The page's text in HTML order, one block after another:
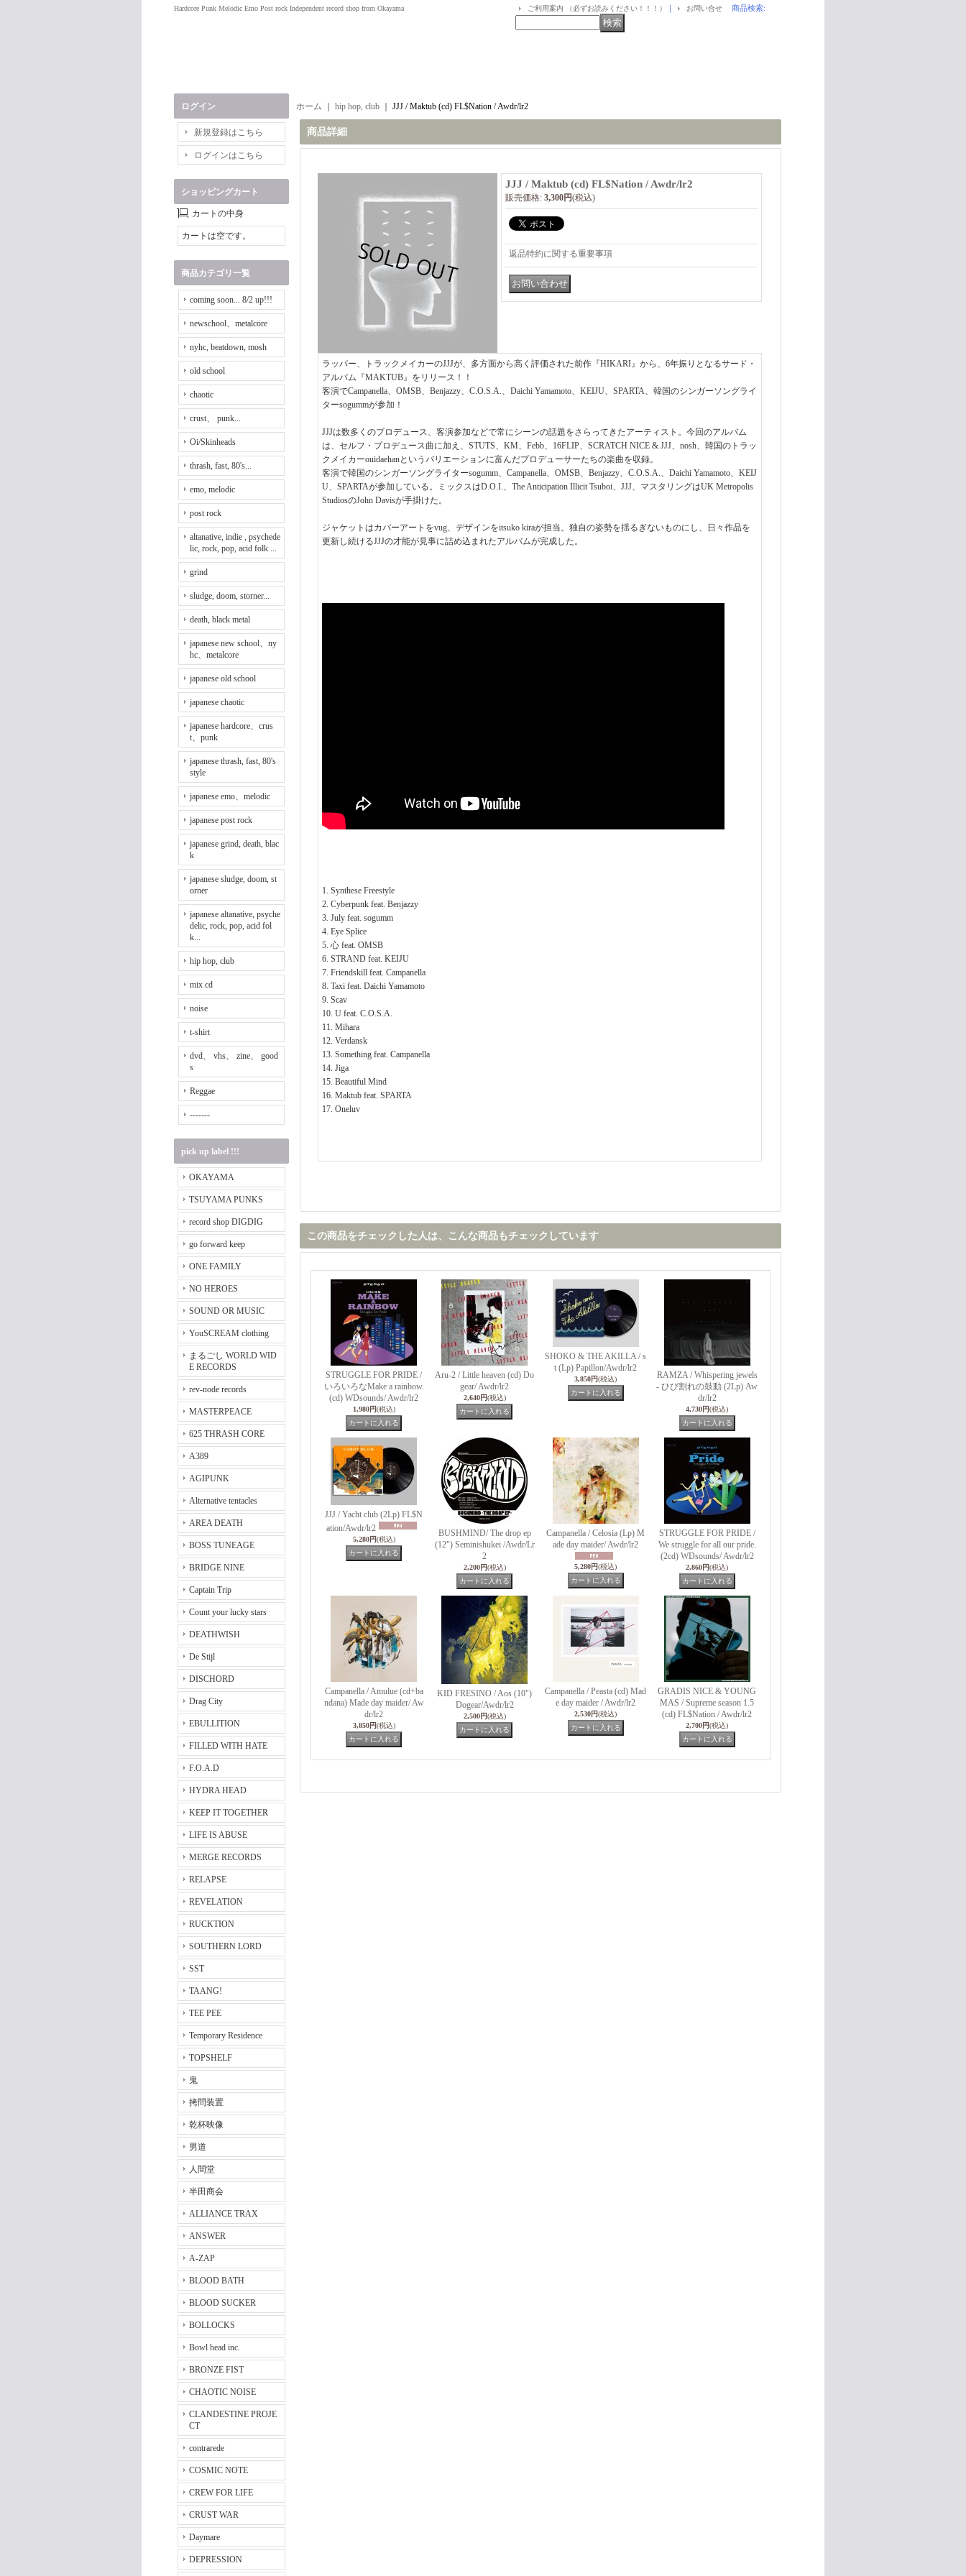
Hardcore Punk Melodic Emo Post rock Independent record shop from Okayama ご利用案内 （必ずお読みください！！！） ｜ お問い合せ 商品検索:
ログイン
新規登録はこちら
ログインはこちら
ショッピングカート
カートの中身
カートは空です。
商品カテゴリ一覧
coming soon... 8/2 up!!!
newschool、metalcore
nyhc, beatdown, mosh
old school
chaotic
crust、 punk...
Oi/Skinheads
thrash, fast, 80's...
emo, melodic
post rock
altanative, indie , psychede
lic, rock, pop, acid folk ...
grind
sludge, doom, storner...
death, black metal
japanese new school、ny
hc、metalcore
japanese old school
japanese chaotic
japanese hardcore、crus
t、punk
japanese thrash, fast, 80's
style
japanese emo、melodic
japanese post rock
japanese grind, death, blac
k
japanese sludge, doom, st
orner
japanese altanative, psyche
delic, rock, pop, acid fol
k...
hip hop, club
mix cd
noise
t-shirt
dvd、 vhs、 zine、 good
s
Reggae
-------
pick up label !!!
OKAYAMA
TSUYAMA PUNKS
record shop DIGDIG
go forward keep
ONE FAMILY
NO HEROES
SOUND OR MUSIC
YouSCREAM clothing
まるごし WORLD WID
E RECORDS
rev-node records
MASTERPEACE
625 THRASH CORE
A389
AGIPUNK
Alternative tentacles
AREA DEATH
BOSS TUNEAGE
BRIDGE NINE
Captain Trip
Count your lucky stars
DEATHWISH
De Stijl
DISCHORD
Drag City
EBULLITION
FILLED WITH HATE
F.O.A.D
HYDRA HEAD
KEEP IT TOGETHER
LIFE IS ABUSE
MERGE RECORDS
RELAPSE
REVELATION
RUCKTION
SOUTHERN LORD
SST
TAANG!
TEE PEE
Temporary Residence
TOPSHELF
鬼
拷問装置
乾杯映像
男道
人間堂
半田商会
ALLIANCE TRAX
ANSWER
A-ZAP
BLOOD BATH
BLOOD SUCKER
BOLLOCKS
Bowl head inc.
BRONZE FIST
CHAOTIC NOISE
CLANDESTINE PROJE
CT
contrarede
COSMIC NOTE
CREW FOR LIFE
CRUST WAR
Daymare
DEPRESSION
ホーム hip hop, club JJJ / Maktub (cd) FL$Nation / Awdr/lr2
商品詳細
JJJ / Maktub (cd) FL$Nation / Awdr/lr2
販売価格: 3,300円(税込)
返品特約に関する重要事項
ラッパー、トラックメイカーのJJJが、多方面から高く評価された前作『HIKARI』から、6年振りとなるサード・
アルバム『MAKTUB』をリリース！！
客演でCampanella、OMSB、Benjazzy、C.O.S.A.、Daichi Yamamoto、KEIJU、SPARTA、韓国のシンガーソングライ
ターsogummが参加！
JJJは数多くのプロデュース、客演参加などで常にシーンの話題をさらってきたアーティスト。今回のアルバム
は、セルフ・プロデュース曲に加え、STUTS、KM、Febb、16FLIP、SCRATCH NICE & JJJ、nosh、韓国のトラッ
クメイカーouidaehanというバリエーションに富んだプロデューサーたちの楽曲を収録。
客演で韓国のシンガーソングライターsogumm、Campanella、OMSB、Benjazzy、C.O.S.A.、Daichi Yamamoto、KEIJ
U、SPARTAが参加している。ミックスはD.O.I.、The Anticipation Illicit Tsuboi、JJJ、マスタリングはUK Metropolis
StudiosのJohn Davisが手掛けた。
ジャケットはカバーアートをvug、デザインをitsuko kiraが担当。独自の姿勢を揺るぎないものにし、日々作品を
更新し続けるJJJの才能が見事に詰め込まれたアルバムが完成した。
1. Synthese Freestyle
2. Cyberpunk feat. Benjazzy
3. July feat. sogumm
4. Eye Splice
5. 心 feat. OMSB
6. STRAND feat. KEIJU
7. Friendskill feat. Campanella
8. Taxi feat. Daichi Yamamoto
9. Scav
10. U feat. C.O.S.A.
11. Mihara
12. Verdansk
13. Something feat. Campanella
14. Jiga
15. Beautiful Mind
16. Maktub feat. SPARTA
17. Oneluv
この商品をチェックした人は、こんな商品もチェックしています
STRUGGLE FOR PRIDE /
いろいろなMake a rainbow.
(cd) WDsounds/ Awdr/lr2
1,980円(税込)
Aru-2 / Little heaven (cd) Do
gear/ Awdr/lr2
2,640円(税込)
SHOKO & THE AKILLA / s
t (Lp) Papillon/Awdr/lr2
3,850円(税込)
RAMZA / Whispering jewels
- ひび割れの鼓動 (2Lp) Aw
dr/lr2
4,730円(税込)
JJJ / Yacht club (2Lp) FL$N
ation/Awdr/lr2
5,280円(税込)
BUSHMIND/ The drop ep
(12") Seminishukei /Awdr/Lr
2
2,200円(税込)
Campanella / Celosia (Lp) M
ade day maider/ Awdr/lr2
5,280円(税込)
STRUGGLE FOR PRIDE /
We struggle for all our pride.
(2cd) WDsounds/ Awdr/lr2
2,860円(税込)
Campanella / Amulue (cd+ba
ndana) Made day maider/ Aw
dr/lr2
3,850円(税込)
KID FRESINO / Aos (10")
Dogear/Awdr/lr2
2,500円(税込)
Campanella / Peasta (cd) Mad
e day maider / Awdr/lr2
2,530円(税込)
GRADIS NICE & YOUNG
MAS / Supreme season 1.5
(cd) FL$Nation / Awdr/lr2
2,700円(税込)